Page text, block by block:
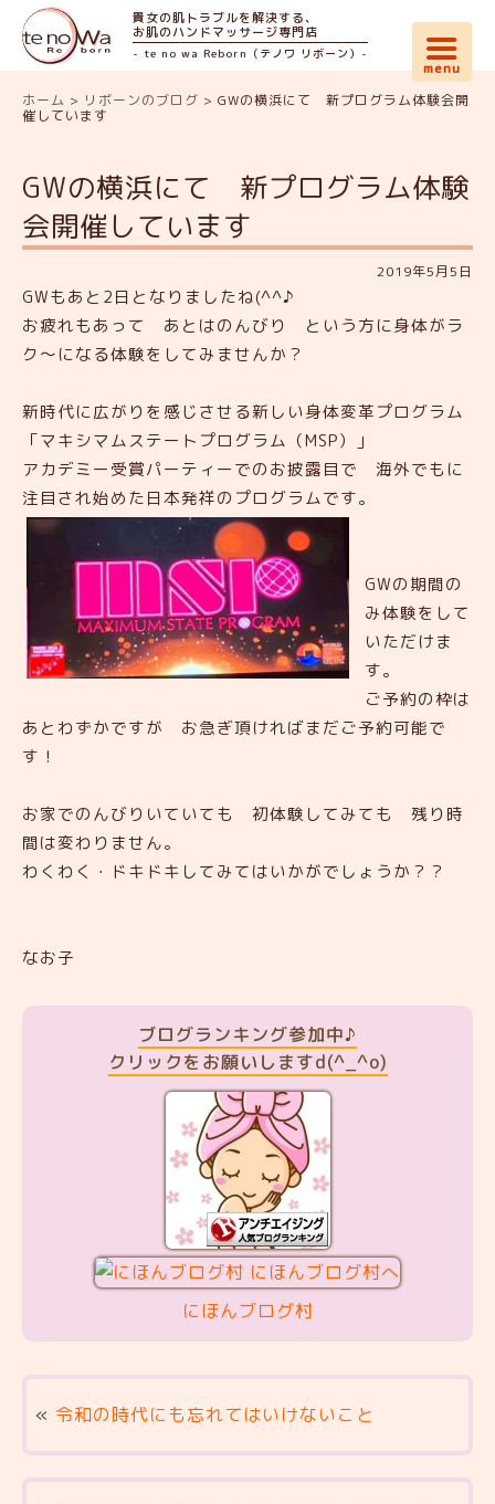
貴女の肌トラブルを解決する、
お肌のハンドマッサージ専門店
- te no wa Reborn（テノワ リボーン）-
ホーム > リボーンのブログ > GWの横浜にて 新プログラム体験会開
催しています
GWの横浜にて 新プログラム体験
会開催しています
2019年5月5日
GWもあと2日となりましたね(^^♪
お疲れもあって あとはのんびり という方に身体がラ
ク～になる体験をしてみませんか？
新時代に広がりを感じさせる新しい身体変革プログラム
「マキシマムステートプログラム（MSP）」
アカデミー受賞パーティーでのお披露目で 海外でもに
注目され始めた日本発祥のプログラムです。
GWの期間の
み体験をして
いただけま
す。
ご予約の枠は
あとわずかですが お急ぎ頂ければまだご予約可能で
す！
お家でのんびりいていても 初体験してみても 残り時
間は変わりません。
わくわく・ドキドキしてみてはいかがでしょうか？？
なお子
ブログランキング参加中♪
クリックをお願いしますd(^_^o)
にほんブログ村
« 令和の時代にも忘れてはいけないこと